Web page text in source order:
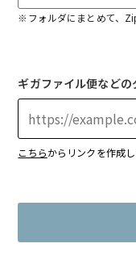
※フォルダにまとめて、
ギガファイル便など
こちらからリンクを作成